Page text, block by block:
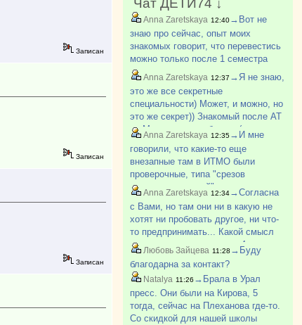
Записан
Записан
Записан
Чат ДЕТИ74 ↓
Anna Zaretskaya 12:40→Вот не
знаю про сейчас, опыт моих
знакомых говорит, что перевестись
можно только после 1 семестра
первого курса и только туда, где
академическая разница не
превышает 8 баллов. Там сейчас
какие-то препоны. Раньше студент?
Anna Zaretskaya 12:37 →Я не знаю,
это же все секретные
специальности) Может, и можно, но
это же секрет)) Знакомый после АТ
на Машгородке работает (но у него
тоже секретная специальность) в
КБ (конструкторское бюро, не
магазин). Все хорошо.
Anna Zaretskaya 12:35→И мне
говорили, что какие-то еще
внезапные там в ИТМО были
проверочные, типа "срезов
остаточных знаний", и чуть не
полкурса вылетели. Не было
остаточных знаний...
Anna Zaretskaya 12:34→Согласна
с Вами, но там они ни в какую не
хотят ни пробовать другое, ни что-
то предпринимать... Какой смысл
вылететь, скажем, после 4 курса -
я плохо представляю. У меня так
знакомая отчислилась с
аэрокосмического. Как ?
Любовь Зайцева 11:28 →Буду
благодарна за контакт?
Natalya 11:26 →Брала в Урал
пресс. Они были на Кирова, 5
тогда, сейчас на Плеханова где-то.
Со скидкой для нашей школы